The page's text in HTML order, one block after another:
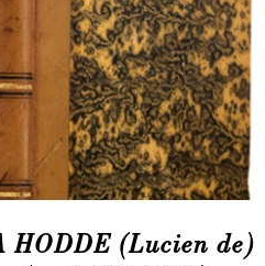
HODDE (Lucien de)